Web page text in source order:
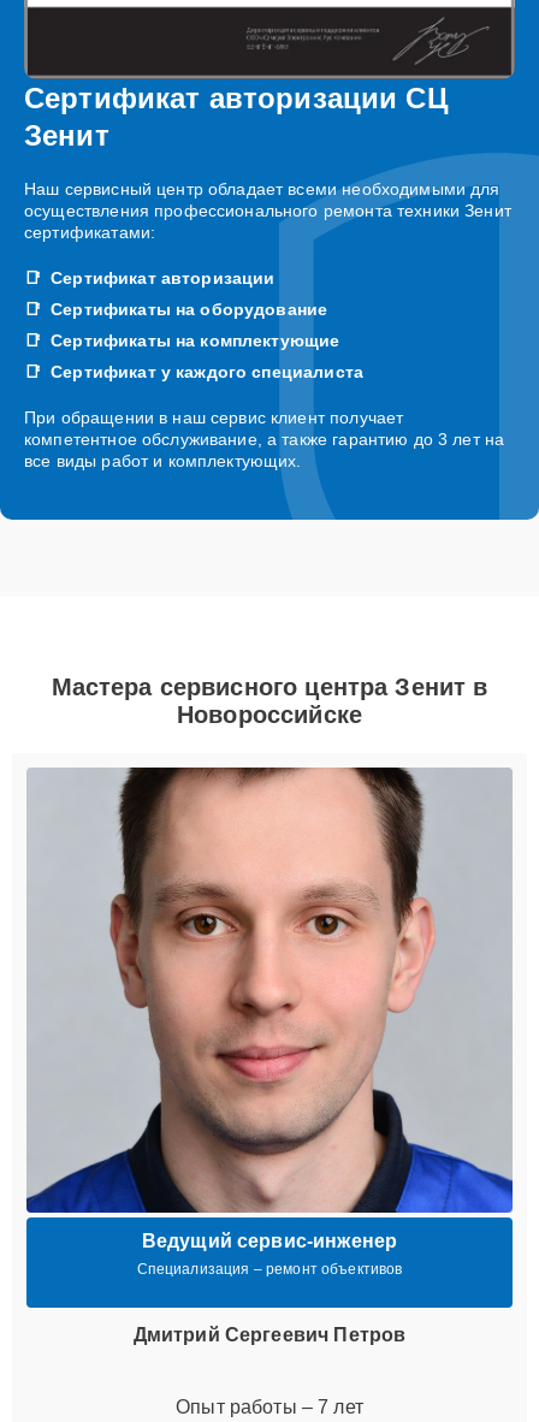
Сертификат авторизации СЦ
Зенит
Наш сервисный центр обладает всеми необходимыми для
осуществления профессионального ремонта техники Зенит
сертификатами:
Сертификат авторизации
Сертификаты на оборудование
Сертификаты на комплектующие
Сертификат у каждого специалиста
При обращении в наш сервис клиент получает
компетентное обслуживание, а также гарантию до 3 лет на
все виды работ и комплектующих.
Мастера сервисного центра Зенит в
Новороссийске
Ведущий сервис-инженер
Специализация – ремонт объективов
Дмитрий Сергеевич Петров
Опыт работы – 7 лет